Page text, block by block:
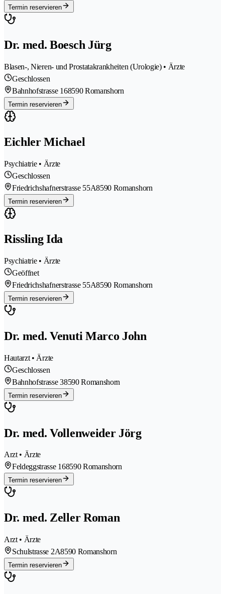
Termin reservieren
Dr. med. Boesch Jürg
Blasen-, Nieren- und Prostatakrankheiten (Urologie) • Ärzte
Geschlossen
Bahnhofstrasse 168590 Romanshorn
Termin reservieren
Eichler Michael
Psychiatrie • Ärzte
Geschlossen
Friedrichshafnerstrasse 55A8590 Romanshorn
Termin reservieren
Rissling Ida
Psychiatrie • Ärzte
Geöffnet
Friedrichshafnerstrasse 55A8590 Romanshorn
Termin reservieren
Dr. med. Venuti Marco John
Hautarzt • Ärzte
Geschlossen
Bahnhofstrasse 38590 Romanshorn
Termin reservieren
Dr. med. Vollenweider Jörg
Arzt • Ärzte
Feldeggstrasse 168590 Romanshorn
Termin reservieren
Dr. med. Zeller Roman
Arzt • Ärzte
Schulstrasse 2A8590 Romanshorn
Termin reservieren